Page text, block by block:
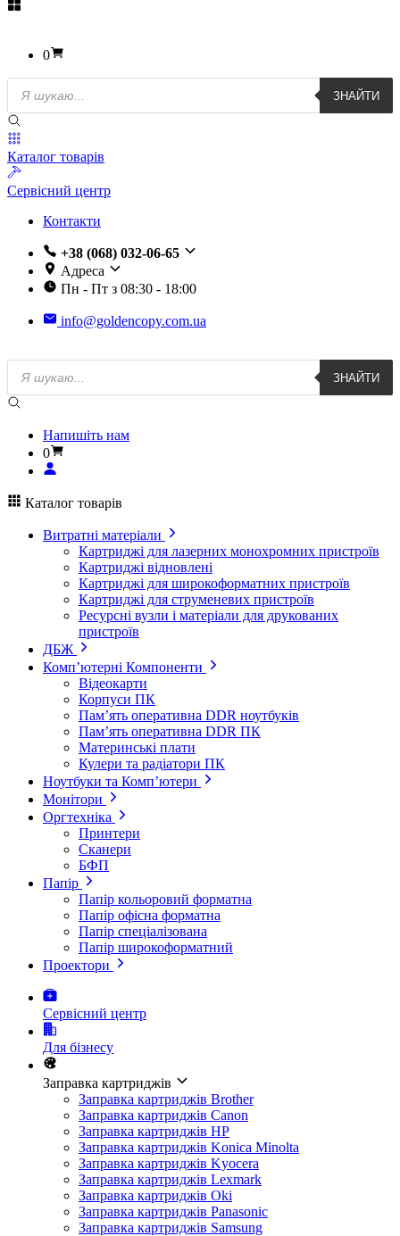
0
Пошук
товарів
ЗНАЙТИ
Каталог товарів
Сервісний центр
Контакти
+38 (068) 032-06-65
Адреса
Пн - Пт з 08:30 - 18:00
info@goldencopy.com.ua
Пошук
товарів
ЗНАЙТИ
Напишіть нам
0
Каталог товарів
Витратні матеріали
Картриджі для лазерних монохромних пристроїв
Картриджі відновлені
Картриджі для широкоформатних пристроїв
Картриджі для струменевих пристроїв
Ресурсні вузли і матеріали для друкованих
пристроїв
ДБЖ
Комп’ютерні Компоненти
Відеокарти
Корпуси ПК
Пам’ять оперативна DDR ноутбуків
Пам’ять оперативна DDR ПК
Материнські плати
Кулери та радіатори ПК
Ноутбуки та Комп’ютери
Монітори
Оргтехніка
Принтери
Сканери
БФП
Папір
Папір кольоровий форматна
Папір офісна форматна
Папір спеціалізована
Папір широкоформатний
Проектори
Сервісний центр
Для бізнесу
Заправка картриджів
Заправка картриджів Brother
Заправка картриджів Canon
Заправка картриджів HP
Заправка картриджів Konica Minolta
Заправка картриджів Kyocera
Заправка картриджів Lexmark
Заправка картриджів Oki
Заправка картриджів Panasonic
Заправка картриджів Samsung